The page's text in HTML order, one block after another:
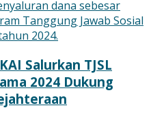
Salurkan TJSL
2024 Dukung